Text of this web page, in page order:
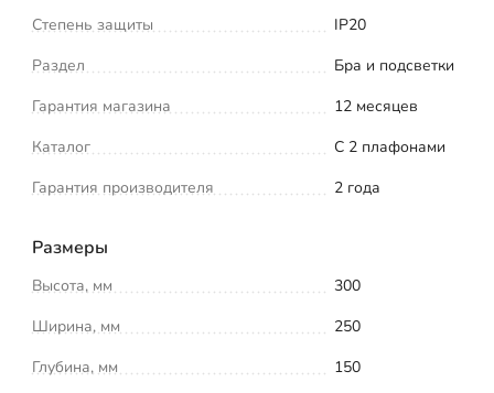
Степень защиты
IP20
Раздел
Бра и подсветки
Гарантия магазина
12 месяцев
Каталог
С 2 плафонами
Гарантия производителя
2 года
Размеры
Высота, мм
300
Ширина, мм
250
Глубина, мм
150